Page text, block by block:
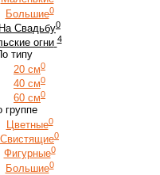
Большие0
На Свадьбу0
огни 4
типу
20 см0
40 см0
60 см0
группе
Цветные0
Свистящие0
Фигурные0
Большие0